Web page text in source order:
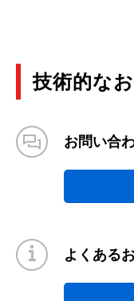
技術的な
お問い合
よくある